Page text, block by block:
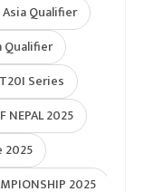
Qualifier
Qualifier
Series
NEPAL 2025
2025
2025